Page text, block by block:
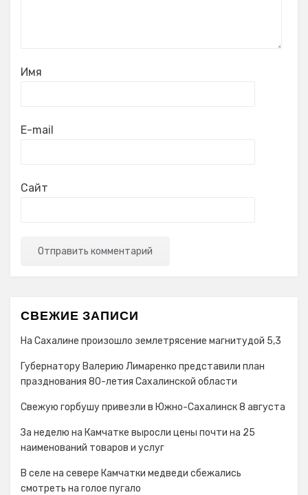
Имя
E-mail
Сайт
СВЕЖИЕ ЗАПИСИ
На Сахалине произошло землетрясение магнитудой 5,3
Губернатору Валерию Лимаренко представили план
празднования 80-летия Сахалинской области
Свежую горбушу привезли в Южно-Сахалинск 8 августа
За неделю на Камчатке выросли цены почти на 25
наименований товаров и услуг
В селе на севере Камчатки медведи сбежались
смотреть на голое пугало